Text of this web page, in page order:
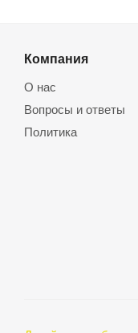
Компания
О нас
Вопросы и ответы
Политика